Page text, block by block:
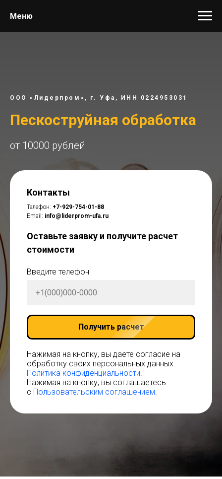
Меню
ООО «Лидерпром», г. Уфа, ИНН 0224953031
Пескоструйная обработка
от 10000 рублей
Контакты
Телефон: +7-929-754-01-88
Email: info@liderprom-ufa.ru
Оставьте заявку и получите расчет
стоимости
Введите телефон
Получить расчет
Нажимая на кнопку, вы даете согласие на
обработку своих персональных данных.
Политика конфиденциальности
Нажимая на кнопку, вы соглашаетесь
с Пользовательским соглашением